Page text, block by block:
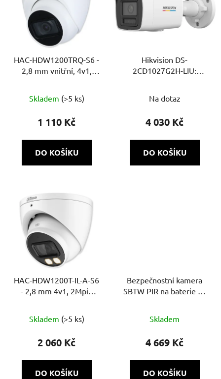
HAC-HDW1200TRQ-S6 -
2,8 mm vnitřní, 4v1,
Skladem (>5 ks)
1 110 Kč
DO KOŠÍKU
Hikvision DS-
2CD1027G2H-LIU:
a mikrofonem
Na dotaz
4 030 Kč
DO KOŠÍKU
HAC-HDW1200T-IL-A-S6
- 2,8 mm 4v1, 2Mpix
MIC, Super adapt
Skladem (>5 ks)
2 060 Kč
DO KOŠÍKU
Bezpečnostní kamera
SBTW PIR na baterie se
Skladem
4 669 Kč
DO KOŠÍKU